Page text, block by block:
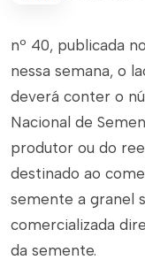
nº 40, publicada
nessa semana, o
deverá conter o
Nacional de
produtor ou do
destinado ao
semente a granel
comercializada
da semente.